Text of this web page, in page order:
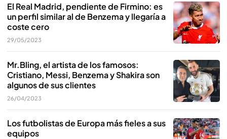
El Real Madrid, pendiente de Firmino: es
un perfil similar al de Benzema y llegaría a
coste cero
29/05/2023
Mr.Bling, el artista de los famosos:
Cristiano, Messi, Benzema y Shakira son
algunos de sus clientes
26/04/2023
Los futbolistas de Europa más fieles a sus
equipos